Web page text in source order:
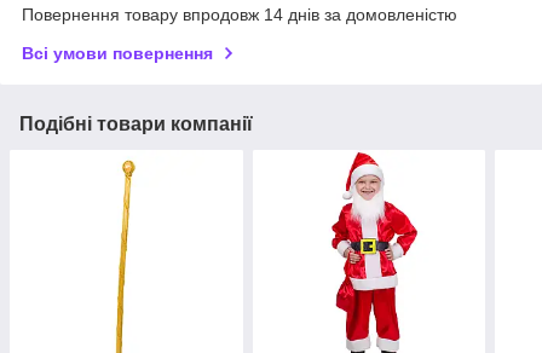
Повернення товару впродовж 14 днів за домовленістю
Всі умови повернення
Подібні товари компанії